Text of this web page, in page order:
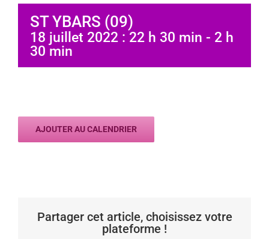
ST YBARS (09)
18 juillet 2022 : 22 h 30 min - 2 h
30 min
AJOUTER AU CALENDRIER
Partager cet article, choisissez votre
plateforme !